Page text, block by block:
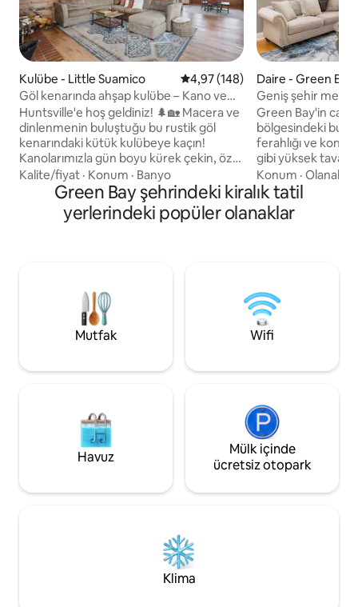
Kulübe - Little Suamico 5 üzerinden ortalama 4,97
4,97 (148)
Göl kenarında ahşap kulübe – Kano ve
açık hava şöminesi!
Huntsville'e hoş geldiniz! 🌲🏡 Macera ve
dinlenmenin buluştuğu bu rustik göl
kenarındaki kütük kulübeye kaçın!
Kanolarımızla gün boyu kürek çekin, özel
iskeleden balık tutun veya sadece
huzurlu sahil manzarasının tadını çıkarın.
İster gün doğumunda kahve içiyor ister
ateşin yanında yıldızları izliyor olun, bu
hava tutkunları ve futbol taraftarları için
mükemmel bir yer! 🏈🚤
@stayathuntsville'i Instagram'da takip
Kalite/fiyat · Konum · Banyo
Daire - Green Bay
Geniş şehir
Green Bay'in
bölgesindeki bu
ferahlığı ve
gibi yüksek
miktarda doğal
verandasına
adasının
oynayın, çatıdaki
bu mekân, tarihi
konforu ve
konumu bir araya
Konum ·Olanaklar
Green Bay şehrindeki kiralık tatil
yerlerindeki popüler olanaklar
Mutfak Wifi
Havuz
Mülk içinde
ücretsiz otopark
Klima